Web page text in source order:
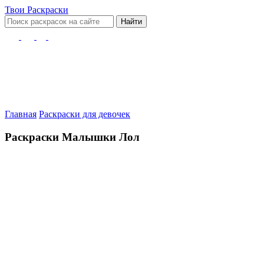
Твои Раскраски
Найти
Главная Раскраски для девочек
Раскраски Малышки Лол